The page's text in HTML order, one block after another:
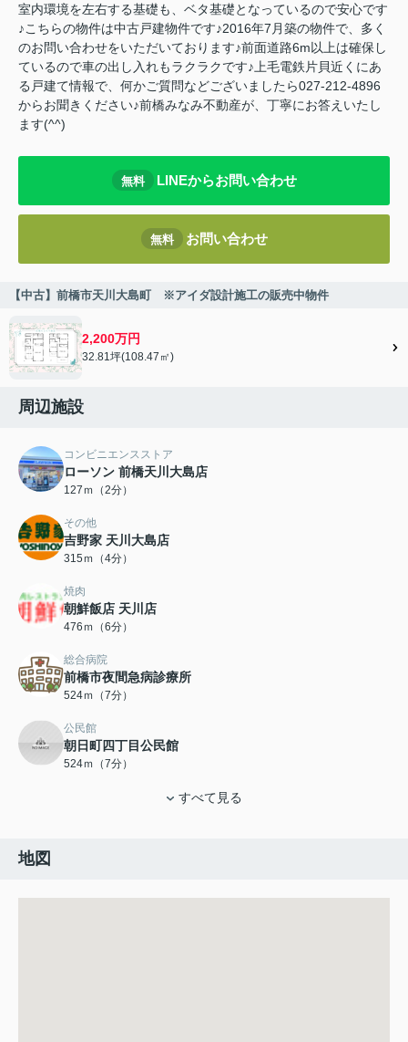
室内環境を左右する基礎も、ベタ基礎となっているので安心です
♪こちらの物件は中古戸建物件です♪2016年7月築の物件で、多く
のお問い合わせをいただいております♪前面道路6m以上は確保し
ているので車の出し入れもラクラクです♪上毛電鉄片貝近くにあ
る戸建て情報で、何かご質問などございましたら027-212-4896
からお聞きください♪前橋みなみ不動産が、丁寧にお答えいたし
ます(^^)
無料 LINEからお問い合わせ
無料 お問い合わせ
【中古】前橋市天川大島町 ※アイダ設計施工の販売中物件
2,200万円
32.81坪(108.47㎡)
周辺施設
コンビニエンスストア
ローソン 前橋天川大島店
127ｍ（2分）
その他
吉野家 天川大島店
315ｍ（4分）
焼肉
朝鮮飯店 天川店
476ｍ（6分）
総合病院
前橋市夜間急病診療所
524ｍ（7分）
公民館
朝日町四丁目公民館
524ｍ（7分）
すべて見る
地図